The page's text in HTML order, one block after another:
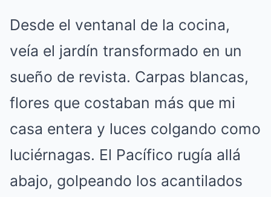
Desde el ventanal de la cocina,
veía el jardín transformado en un
sueño de revista. Carpas blancas,
flores que costaban más que mi
casa entera y luces colgando como
luciérnagas. El Pacífico rugía allá
abajo, golpeando los acantilados